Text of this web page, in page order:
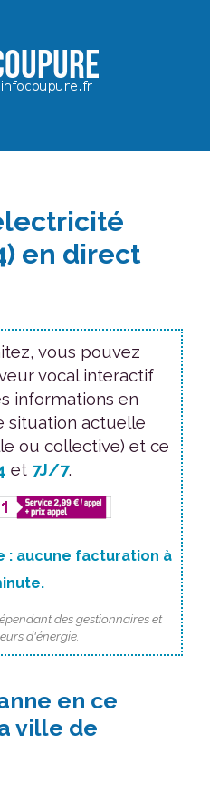
en direct
vous pouvez
vocal interactif
informations en
situation actuelle
ou collective) et ce
et 7J/7.
: aucune facturation à
des gestionnaires et
d'énergie.
en ce
ville de